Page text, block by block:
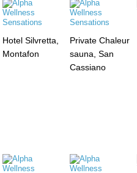
Hotel Silvretta,
Montafon
Private Chaleur
sauna, San
Cassiano